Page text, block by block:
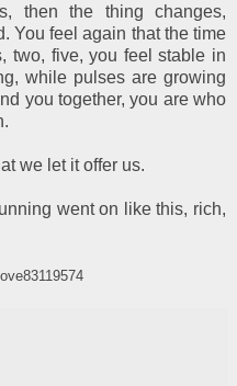
then the thing changes,
You feel again that the time
two, five, you feel stable in
while pulses are growing
you together, you are who
we let it offer us.
went on like this, rich,